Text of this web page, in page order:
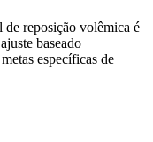
de reposição volêmica é
baseado
específicas de